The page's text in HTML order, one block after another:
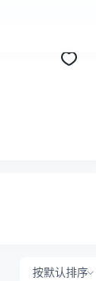
按默认排序